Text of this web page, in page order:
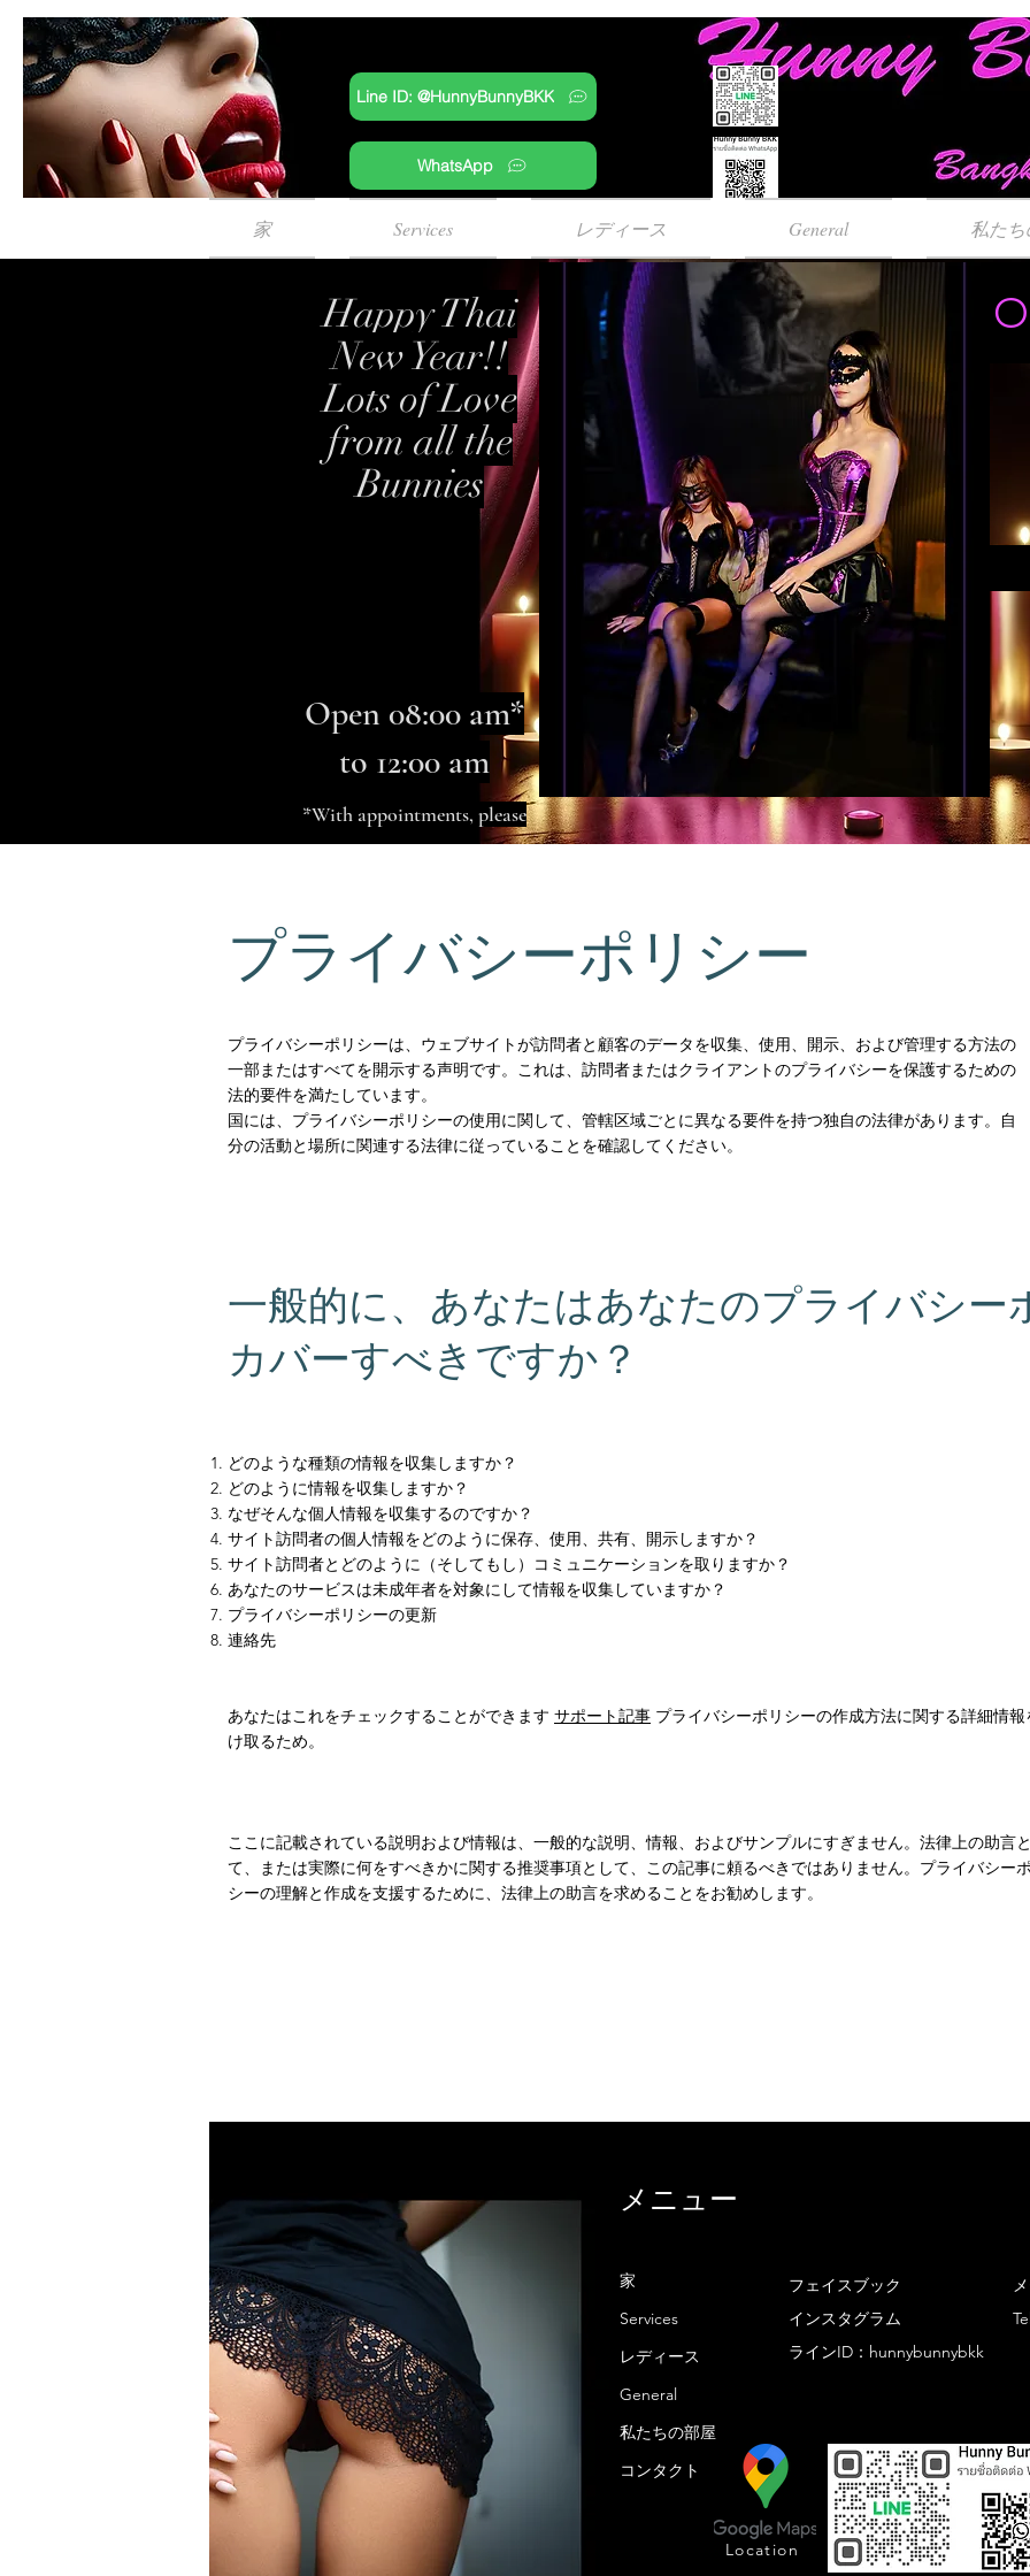
Line ID: @HunnyBunnyBKK
WhatsApp
家 Services レディース General 私た
Happy Thai
New Year!!
Lots of Love
from all the
Bunnies
Open 08:00 am*
to 12:00 am
*With appointments, please
プライバシーポリシー
プライバシーポリシーは、ウェブサイトが訪問者と顧客のデータを収集、使用、開示、および管理する方法の
一部またはすべてを開示する声明です。これは、訪問者またはクライアントのプライバシーを保護するための
法的要件を満たしています。
国には、プライバシーポリシーの使用に関して、管轄区域ごとに異なる要件を持つ独自の法律があります。自
分の活動と場所に関連する法律に従っていることを確認してください。
一般的に、あなたはあなたのプライバシー
カバーすべきですか？
どのような種類の情報を収集しますか？
どのように情報を収集しますか？
なぜそんな個人情報を収集するのですか？
サイト訪問者の個人情報をどのように保存、使用、共有、開示しますか？
サイト訪問者とどのように（そしてもし）コミュニケーションを取りますか？
あなたのサービスは未成年者を対象にして情報を収集していますか？
プライバシーポリシーの更新
連絡先
あなたはこれをチェックすることができます サポート記事 プライバシーポリシーの作成方法に関する詳細情報
け取るため。
ここに記載されている説明および情報は、一般的な説明、情報、およびサンプルにすぎません。法律上の助言
て、または実際に何をすべきかに関する推奨事項として、この記事に頼るべきではありません。プライバシー
シーの理解と作成を支援するために、法律上の助言を求めることをお勧めします。
メニュー
家
Services
レディース
General
私たちの部屋
コンタクト
フェイスブック
インスタグラム
ラインID：hunnybunnybkk
Location